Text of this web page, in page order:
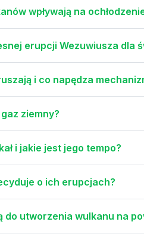
wpływają na
erupcji Wezuwiusza dla
i co napędza
ziemny?
i jakie jest jego tempo?
o ich erupcjach?
do utworzenia wulkanu na